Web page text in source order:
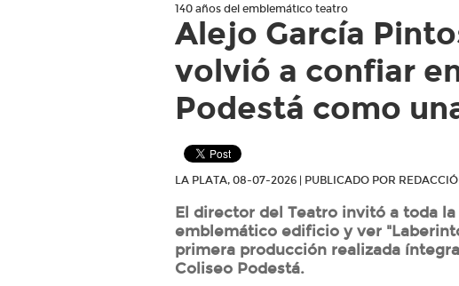
140 años del emblemático teatro
Alejo García
volvió a confiar
Podestá como
LA PLATA, 08-07-2026 | PUBLICADO POR
El director del Teatro invitó a toda
emblemático edificio y ver
primera producción realizada
Coliseo Podestá.